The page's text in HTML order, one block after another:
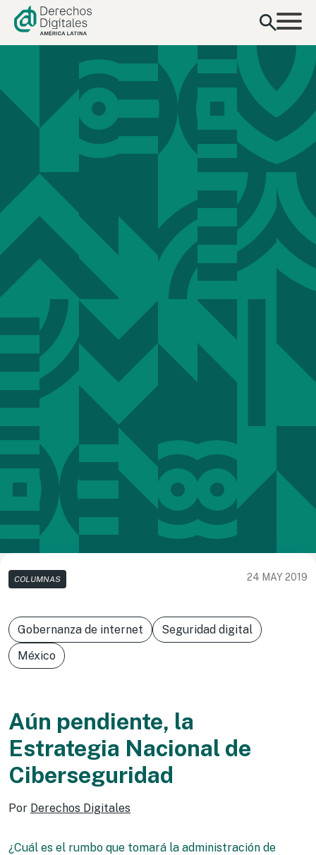
contenido
COLUMNAS 24 MAY 2019
Gobernanza de internet
Seguridad digital
México
Aún pendiente, la
Estrategia Nacional de
Ciberseguridad
Por Derechos Digitales
¿Cuál es el rumbo que tomará la administración de